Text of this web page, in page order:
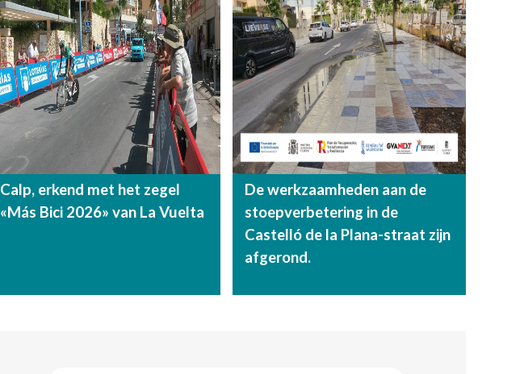
Calp, erkend met het zegel
«Más Bici 2026» van La Vuelta
De werkzaamheden aan de
stoepverbetering in de
Castelló de la Plana-straat zijn
afgerond.